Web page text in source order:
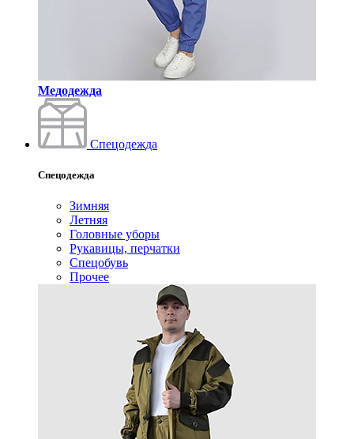
Медодежда
Спецодежда
Спецодежда
Зимняя
Летняя
Головные уборы
Рукавицы, перчатки
Спецобувь
Прочее